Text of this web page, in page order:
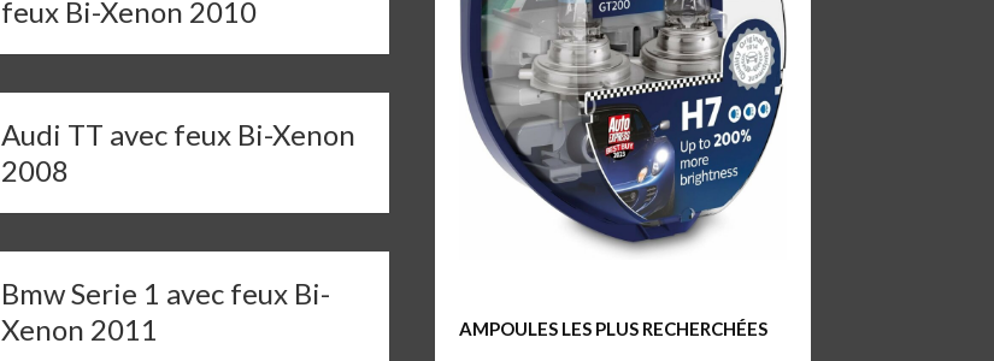
feux Bi-Xenon 2010
Audi TT avec feux Bi-Xenon
2008
Bmw Serie 1 avec feux Bi-
Xenon 2011
AMPOULES LES PLUS RECHERCHÉES